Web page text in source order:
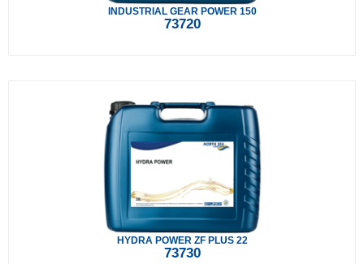
INDUSTRIAL GEAR POWER 150
73720
HYDRA POWER ZF PLUS 22
73730